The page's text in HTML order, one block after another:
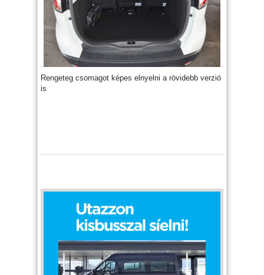
Rengeteg csomagot képes elnyelni a rövidebb verzió
is